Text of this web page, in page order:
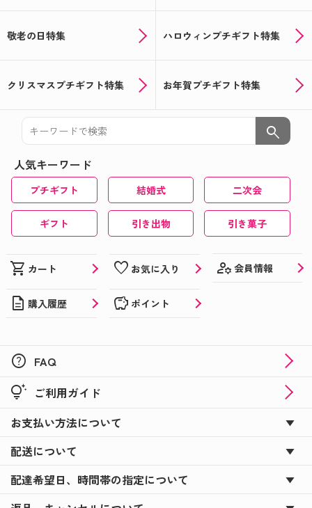
敬老の日特集 ハロウィンプチギフト特集
クリスマスプチギフト特集 お年賀プチギフト特集
search
人気キーワード
プチギフト 結婚式 二次会
ギフト 引き出物 引き菓子
shopping_cart カート favorite お気に入り manage_accounts 会員情報
description 購入履歴 savings ポイント
help FAQ
tips_and_updates ご利用ガイド
お支払い方法について
配送について
配達希望日、時間帯の指定について